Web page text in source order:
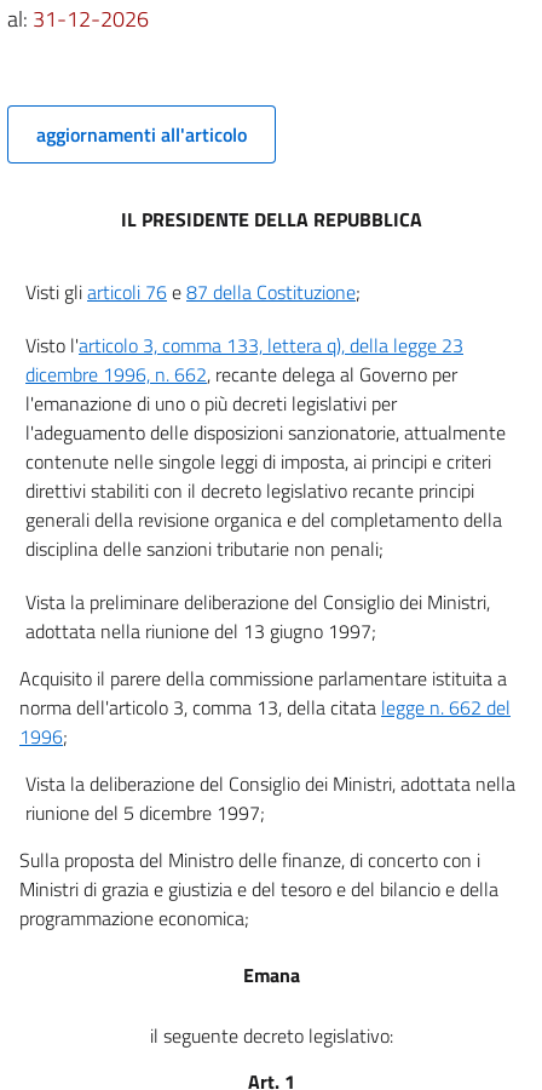
6
Titolo I
SANZIONI IN MATERIA DI IMPOSTE DIRETTE
Disposizioni comuni alle imposte dirette
8
10
11
12
Titolo II
SANZIONI IN MATERIA DI RISCOSSIONE
13
15
Titolo III
DISPOSIZIONI COMUNI
16
al: 31-12-2026
aggiornamenti all'articolo
IL PRESIDENTE DELLA REPUBBLICA
Visti gliarticoli 76e87 della Costituzione;
Visto l'articolo 3, comma 133, lettera q), della legge 23
dicembre 1996, n. 662, recante delega al Governo per
l'emanazione di uno o più decreti legislativi per
l'adeguamento delle disposizioni sanzionatorie, attualmente
contenute nelle singole leggi di imposta, ai principi e criteri
direttivi stabiliti con il decreto legislativo recante principi
generali della revisione organica e del completamento della
disciplina delle sanzioni tributarie non penali;
Vista la preliminare deliberazione del Consiglio dei Ministri,
adottata nella riunione del 13 giugno 1997;
Acquisito il parere della commissione parlamentare istituita a
norma dell'articolo 3, comma 13, della citata legge n. 662 del
1996;
Vista la deliberazione del Consiglio dei Ministri, adottata nella
riunione del 5 dicembre 1997;
Sulla proposta del Ministro delle finanze, di concerto con i
Ministri di grazia e giustizia e del tesoro e del bilancio e della
programmazione economica;
Emana
il seguente decreto legislativo:
Art. 1